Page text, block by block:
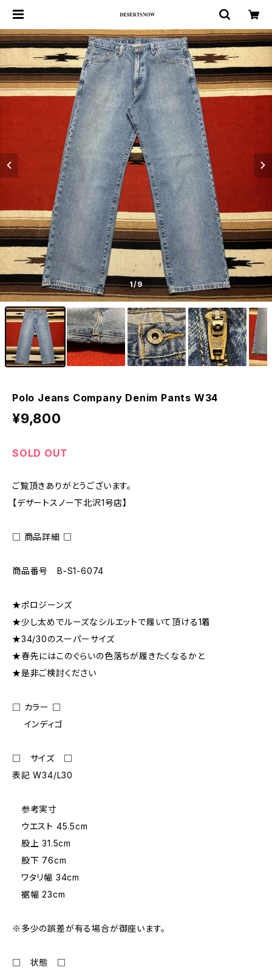
1/9
Polo Jeans Company Denim Pants W34
¥9,800
SOLD OUT
ご覧頂きありがとうございます。
【デザートスノー下北沢1号店】
□ 商品詳細 □
商品番号 B-S1-6074
★ポロジーンズ
★少し太めでルーズなシルエットで履いて頂ける1着
★34/30のスーパーサイズ
★春先にはこのぐらいの色落ちが履きたくなるかと
★是非ご検討ください
□ カラー □
インディゴ
□ サイズ □
表記 W34/L30
参考実寸
ウエスト 45.5cm
股上 31.5cm
股下 76cm
ワタリ幅 34cm
裾幅 23cm
※多少の誤差が有る場合が御座います。
□ 状態 □